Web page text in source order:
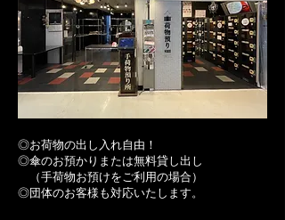
手荷物・荷物・キャリーバッグ・ベビー
カー等お預かりいたします。熱海駅から
徒歩0分。コインロッカーに入らない手荷
物は大変お得です。ぜひご利用くださ
◎お荷物の出し入れ自由！
◎傘のお預かりまたは無料貸し出し
（手荷物お預けをご利用の場合）
◎団体のお客様も対応いたします。